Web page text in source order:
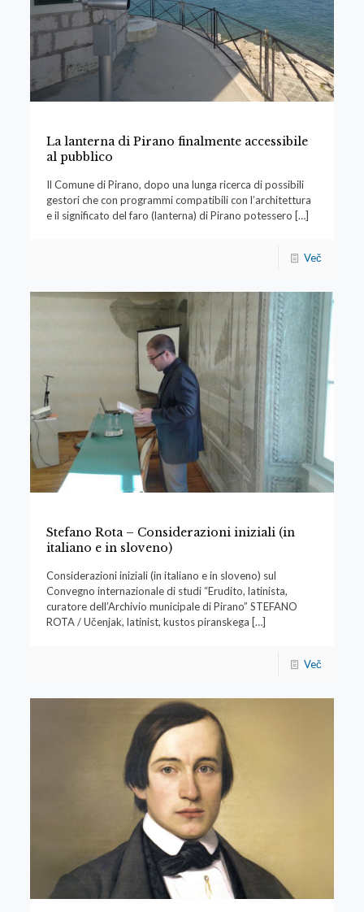
La lanterna di Pirano finalmente accessibile
al pubblico
Il Comune di Pirano, dopo una lunga ricerca di possibili
gestori che con programmi compatibili con l’architettura
e il significato del faro (lanterna) di Pirano potessero […]
Več
Stefano Rota – Considerazioni iniziali (in
italiano e in sloveno)
Considerazioni iniziali (in italiano e in sloveno) sul
Convegno internazionale di studi “Erudito, latinista,
curatore dell’Archivio municipale di Pirano” STEFANO
ROTA / Učenjak, latinist, kustos piranskega […]
Več